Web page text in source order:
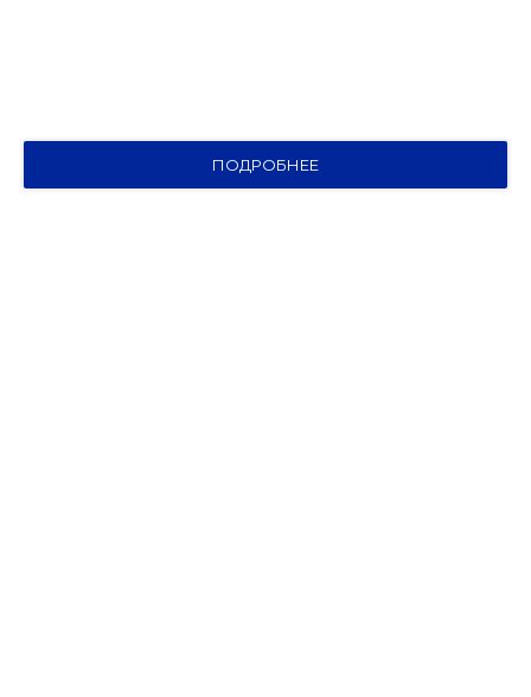
ПОДРОБНЕЕ